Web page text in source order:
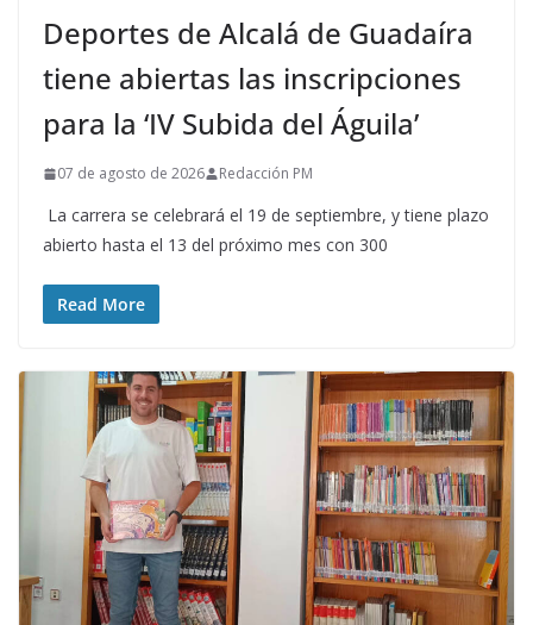
Deportes de Alcalá de Guadaíra
tiene abiertas las inscripciones
para la ‘IV Subida del Águila’
07 de agosto de 2026 Redacción PM
La carrera se celebrará el 19 de septiembre, y tiene plazo
abierto hasta el 13 del próximo mes con 300
Read More